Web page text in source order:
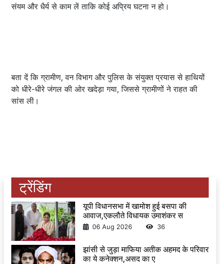
संयम और धैर्य से काम लें ताकि कोई अप्रिय घटना न हो।
बता दें कि ग्रामीण, वन विभाग और पुलिस के संयुक्त प्रयास से हाथियों
को धीरे-धीरे जंगल की ओर खदेड़ा गया, जिससे ग्रामीणों ने राहत की
सांस ली।
ट्रेंडिंग
यूपी विधानसभा में खामोश हुई बसपा की
आवाज,एकलौते विधायक उमाशंकर स
06 Aug 2026 36
झांसी से जुड़ा माफिया अतीक अहमद के परिवार
का ये कनेक्शन,असद का ए